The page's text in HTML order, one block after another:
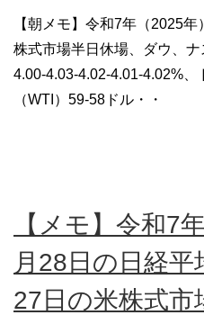
【朝メモ】令和7年（2025
株式市場半日休場、ダウ、
4.00-4.03-4.02-4.01-4.02%
（WTI）59-58ドル・・
【メモ】令和7
月28日の日経平
27日の米株式市